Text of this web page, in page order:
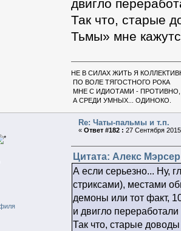
двигло
Так что, старые
Тьмы» мне
НЕ В СИЛАХ ЖИТЬ Я
ПО ВОЛЕ ТЯГОСТНОГО РОКА
МНЕ С ИДИОТАМИ - ПРОТИВНО,
А СРЕДИ УМНЫХ... ОДИНОКО.
Re: Чаты-пальмы и т.п.
«Ответ #182 : 27 Сентября
Цитата: Алекс
А если серьезно... Ну,
стриксами), местами
демоны или тот факт,
и двигло
Так что, старые